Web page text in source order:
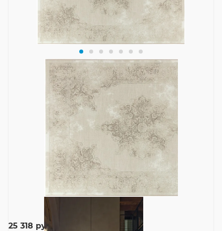
25 318 руб.